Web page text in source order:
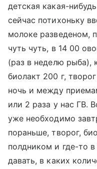
детская какая-
сейчас потихоньку
молоке разведеном,
чуть чуть, в 14 00
(раз в неделю рыба),
биолакт 200 г,
ночь и между
или 2 раза у нас ГВ.
уже необходимо
пораньше, творог,
полдником и где-то
давать, в каких